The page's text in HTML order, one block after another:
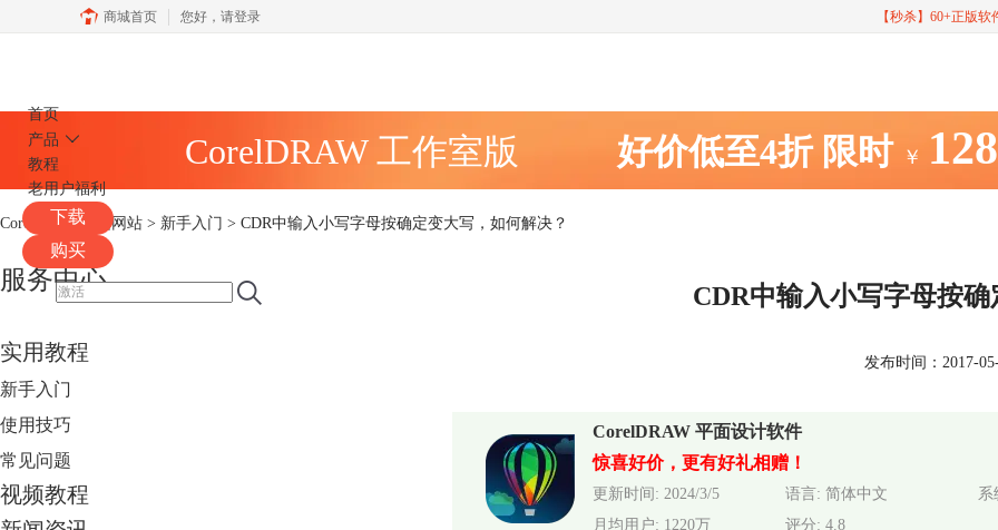
商城首页 您好， 请登录 【秒杀】60+正版
首页
产品
教程
老用户福利
下载
购买
CorelDRAW 工作室版 好价低至4折 限时 ￥
CorelDRAW中文网站 > 新手入门 > CDR中输入小写字母按确定变大写，如何解决？
服务中心
实用教程
新手入门
使用技巧
常见问题
视频教程
CDR中输入小写字母按
发布时间：2017-
CorelDRAW 平面设计软件
惊喜好价，更有好礼相赠！
更新时间: 2024/3/5 语言: 简体中文
系
月均用户: 1220万
评分: 4.8